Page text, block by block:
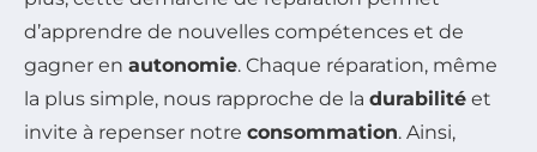
d’apprendre de nouvelles compétences et de
gagner en autonomie. Chaque réparation, même
la plus simple, nous rapproche de la durabilité et
invite à repenser notre consommation. Ainsi,